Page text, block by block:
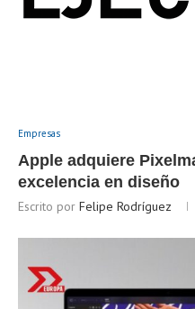
Empresas
Apple adquiere
excelencia en diseño
Escrito por Felipe Rodríguez